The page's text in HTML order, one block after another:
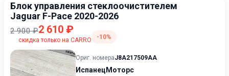
Блок управления стеклоочистителем
Jaguar F-Pace 2020-2026
2 900 ₽2 610 ₽
скидка только на CARRO -10%
Ориг. номераJ8A217509AA
ИспанецМоторс